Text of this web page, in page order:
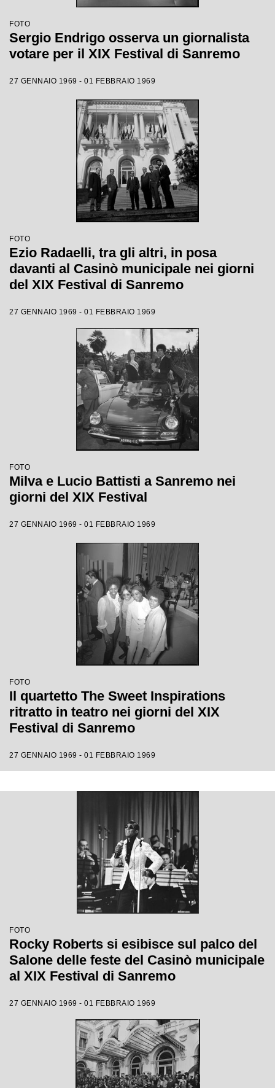
FOTO
Sergio Endrigo osserva un giornalista
votare per il XIX Festival di Sanremo
27 GENNAIO 1969 - 01 FEBBRAIO 1969
FOTO
Ezio Radaelli, tra gli altri, in posa
davanti al Casinò municipale nei giorni
del XIX Festival di Sanremo
27 GENNAIO 1969 - 01 FEBBRAIO 1969
FOTO
Milva e Lucio Battisti a Sanremo nei
giorni del XIX Festival
27 GENNAIO 1969 - 01 FEBBRAIO 1969
FOTO
Il quartetto The Sweet Inspirations
ritratto in teatro nei giorni del XIX
Festival di Sanremo
27 GENNAIO 1969 - 01 FEBBRAIO 1969
FOTO
Rocky Roberts si esibisce sul palco del
Salone delle feste del Casinò municipale
al XIX Festival di Sanremo
27 GENNAIO 1969 - 01 FEBBRAIO 1969